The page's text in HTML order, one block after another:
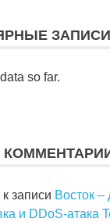
ЗАПИСИ
so far.
к записи Восток –
и DDoS-атака